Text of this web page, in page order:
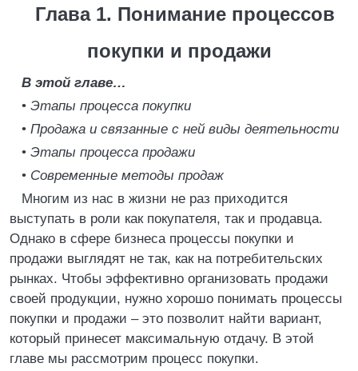
Глава 1. Понимание процессов
покупки и продажи
В этой главе…
• Этапы процесса покупки
• Продажа и связанные с ней виды деятельности
• Этапы процесса продажи
• Современные методы продаж
Многим из нас в жизни не раз приходится
выступать в роли как покупателя, так и продавца.
Однако в сфере бизнеса процессы покупки и
продажи выглядят не так, как на потребительских
рынках. Чтобы эффективно организовать продажи
своей продукции, нужно хорошо понимать процессы
покупки и продажи – это позволит найти вариант,
который принесет максимальную отдачу. В этой
главе мы рассмотрим процесс покупки.